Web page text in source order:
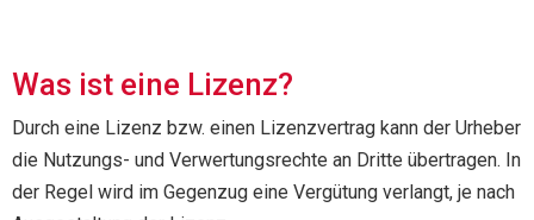
Was ist eine Lizenz?
Durch eine Lizenz bzw. einen Lizenzvertrag kann der Urheber
die Nutzungs- und Verwertungsrechte an Dritte übertragen. In
der Regel wird im Gegenzug eine Vergütung verlangt, je nach